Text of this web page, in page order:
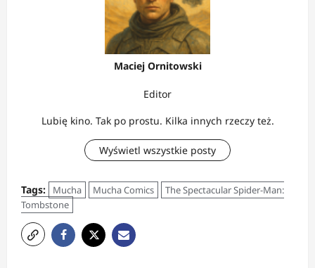
Maciej Ornitowski
Editor
Lubię kino. Tak po prostu. Kilka innych rzeczy też.
Wyświetl wszystkie posty
Tags: Mucha Mucha Comics
The Spectacular Spider-Man:
Tombstone